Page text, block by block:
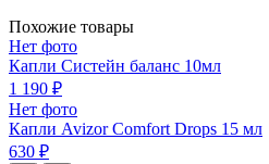
Похожие товары
Нет фото
Капли Систейн баланс 10мл
1 190 ₽
Нет фото
Капли Avizor Comfort Drops 15 мл
630 ₽